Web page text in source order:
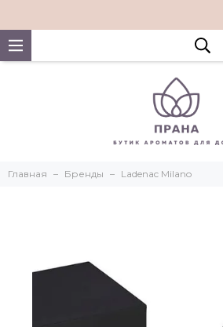
Главная Бренды Ladenac Milano